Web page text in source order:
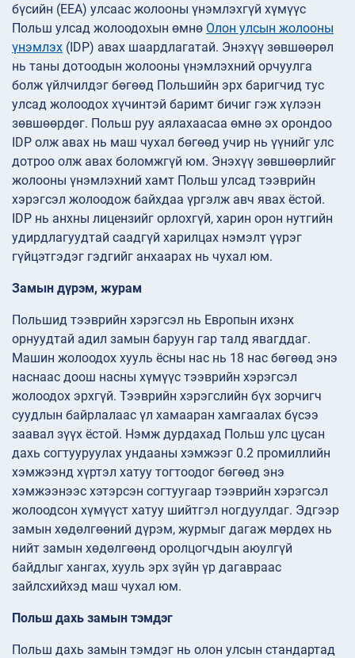
бүсийн (EEA) улсаас жолооны үнэмлэхгүй хүмүүс
Польш улсад жолоодохын өмнө Олон улсын жолооны
үнэмлэх (IDP) авах шаардлагатай. Энэхүү зөвшөөрөл
нь таны дотоодын жолооны үнэмлэхний орчуулга
болж үйлчилдэг бөгөөд Польшийн эрх баригчид тус
улсад жолоодох хүчинтэй баримт бичиг гэж хүлээн
зөвшөөрдөг. Польш руу аялахаасаа өмнө эх орондоо
IDP олж авах нь маш чухал бөгөөд учир нь үүнийг улс
дотроо олж авах боломжгүй юм. Энэхүү зөвшөөрлийг
жолооны үнэмлэхний хамт Польш улсад тээврийн
хэрэгсэл жолоодож байхдаа үргэлж авч явах ёстой.
IDP нь анхны лицензийг орлохгүй, харин орон нутгийн
удирдлагуудтай саадгүй харилцах нэмэлт үүрэг
гүйцэтгэдэг гэдгийг анхаарах нь чухал юм.
Замын дүрэм, журам
Польшид тээврийн хэрэгсэл нь Европын ихэнх
орнуудтай адил замын баруун гар талд явагддаг.
Машин жолоодох хууль ёсны нас нь 18 нас бөгөөд энэ
наснаас доош насны хүмүүс тээврийн хэрэгсэл
жолоодох эрхгүй. Тээврийн хэрэгслийн бүх зорчигч
суудлын байрлалаас үл хамааран хамгаалах бүсээ
заавал зүүх ёстой. Нэмж дурдахад Польш улс цусан
дахь согтууруулах ундааны хэмжээг 0.2 промиллийн
хэмжээнд хүртэл хатуу тогтоодог бөгөөд энэ
хэмжээнээс хэтэрсэн согтуугаар тээврийн хэрэгсэл
жолоодсон хүмүүст хатуу шийтгэл ногдуулдаг. Эдгээр
замын хөдөлгөөний дүрэм, журмыг дагаж мөрдөх нь
нийт замын хөдөлгөөнд оролцогчдын аюулгүй
байдлыг хангах, хууль эрх зүйн үр дагавраас
зайлсхийхэд маш чухал юм.
Польш дахь замын тэмдэг
Польш дахь замын тэмдэг нь олон улсын стандартад